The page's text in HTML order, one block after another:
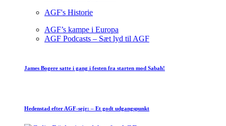
AGF's Historie
AGF’s kampe i Europa
AGF Podcasts – Sæt lyd til AGF
James Bogere satte i gang i festen fra starten mod Sabah!
Hedenstad efter AGF-sejr: – Et godt udgangspunkt